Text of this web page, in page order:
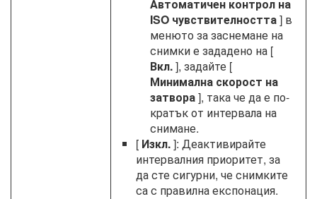
Автоматичен контрол на
ISO чувствителността] в
менюто за заснемане на
снимки е зададено на [
Вкл.], задайте [
Минимална скорост на
затвора], така че да е по-
кратък от интервала на
снимане.
[ Изкл.]: Деактивирайте
интервалния приоритет, за
да сте сигурни, че снимките
са с правилна експонация.